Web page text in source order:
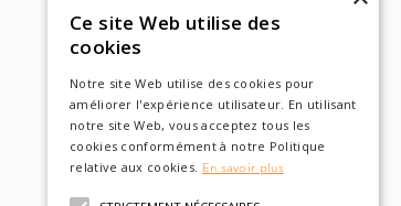
Ce site Web utilise des
cookies
Notre site Web utilise des cookies pour
améliorer l'expérience utilisateur. En utilisant
notre site Web, vous acceptez tous les
cookies conformément à notre Politique
relative aux cookies. En savoir plus